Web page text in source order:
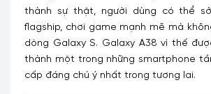
thành sự thật, người dùng có thể
flagship, chơi game mạnh mẽ mà
dòng Galaxy S. Galaxy A38 vì thế
thành một trong những smartphone
cấp đáng chú ý nhất trong tương lai.